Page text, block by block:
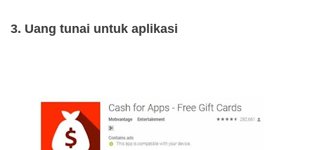
3. Uang tunai untuk aplikasi